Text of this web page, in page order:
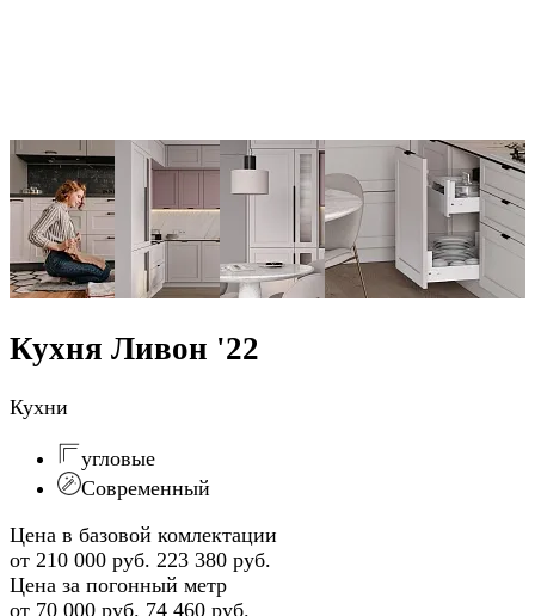
Кухня Ливон '22
Кухни
угловые
Современный
Цена в базовой комлектации
от 210 000 руб. 223 380 руб.
Цена за погонный метр
от 70 000 руб. 74 460 руб.